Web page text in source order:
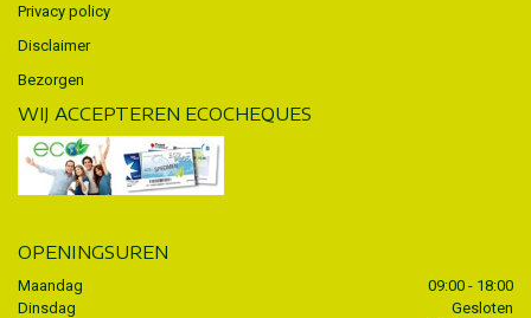
Privacy policy
Disclaimer
Bezorgen
WIJ ACCEPTEREN ECOCHEQUES
OPENINGSUREN
Maandag
09:00 - 18:00
Dinsdag
Gesloten